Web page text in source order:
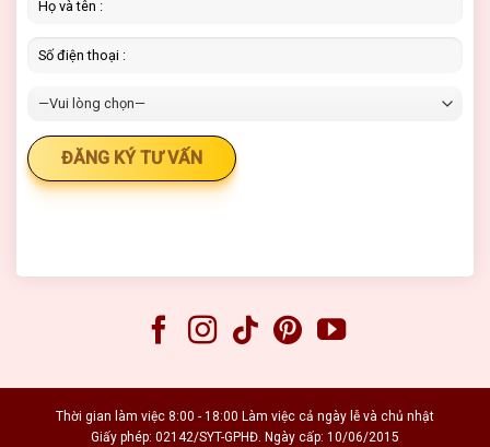
Thời gian làm việc 8:00 - 18:00 Làm việc cả ngày lễ và chủ nhật
Giấy phép: 02142/SYT-GPHĐ. Ngày cấp: 10/06/2015